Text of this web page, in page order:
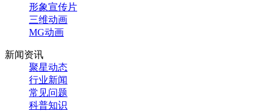
形象宣传片
三维动画
MG动画
新闻资讯
聚星动态
行业新闻
常见问题
科普知识